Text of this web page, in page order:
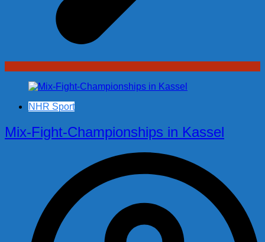
NHR Sport
Mix-Fight-Championships in Kassel